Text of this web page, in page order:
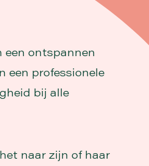
een ontspannen
een professionele
bij alle
naar zijn of haar